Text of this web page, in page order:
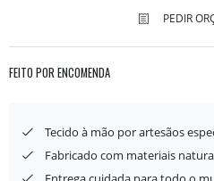
PEDIR
FEITO POR ENCOMENDA
Tecido à mão por artesãos
Fabricado com materiais